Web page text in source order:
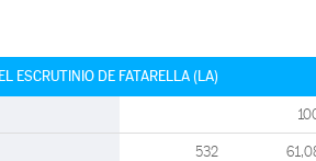
ESCRUTINIO DE FATARELLA (LA)
532